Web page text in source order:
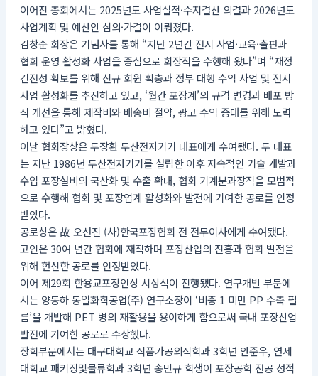
이어진 총회에서는 2025년도 사업실적·수지결산 의결과 2026년도
사업계획 및 예산안 심의·가결이 이뤄졌다.
김창순 회장은 기념사를 통해 “지난 2년간 전시 사업·교육·출판과
협회 운영 활성화 사업을 중심으로 회장직을 수행해 왔다”며 “재정
건전성 확보를 위해 신규 회원 확충과 정부 대행 수익 사업 및 전시
사업 활성화를 추진하고 있고, ‘월간 포장계’의 규격 변경과 배포 방
식 개선을 통해 제작비와 배송비 절약, 광고 수익 증대를 위해 노력
하고 있다”고 밝혔다.
이날 협회장상은 두장환 두산전자기기 대표에게 수여됐다. 두 대표
는 지난 1986년 두산전자기기를 설립한 이후 지속적인 기술 개발과
수입 포장설비의 국산화 및 수출 확대, 협회 기계분과장직을 모범적
으로 수행해 협회 및 포장업계 활성화와 발전에 기여한 공로를 인정
받았다.
공로상은 故 오선진 (사)한국포장협회 전 전무이사에게 수여됐다.
고인은 30여 년간 협회에 재직하며 포장산업의 진흥과 협회 발전을
위해 헌신한 공로를 인정받았다.
이어 제29회 한용교포장인상 시상식이 진행됐다. 연구개발 부문에
서는 양동하 동일화학공업(주) 연구소장이 ‘비중 1 미만 PP 수축 필
름’을 개발해 PET 병의 재활용을 용이하게 함으로써 국내 포장산업
발전에 기여한 공로로 수상했다.
장학부문에서는 대구대학교 식품가공외식학과 3학년 안준우, 연세
대학교 패키징및물류학과 3학년 송민규 학생이 포장공학 전공 성적